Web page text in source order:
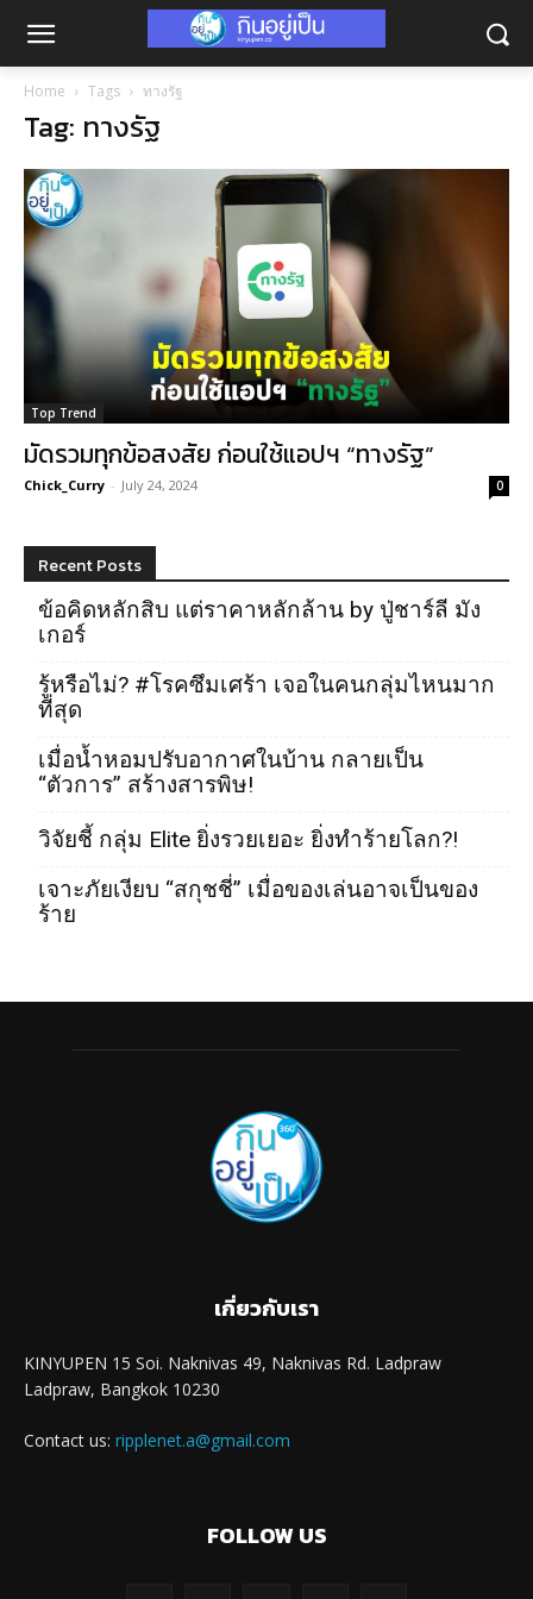
Home Tags ทางรัฐ
Tag: ทางรัฐ
Top Trend
มัดรวมทุกข้อสงสัย ก่อนใช้แอปฯ “ทางรัฐ”
Chick_Curry - July 24, 2024 0
Recent Posts
ข้อคิดหลักสิบ แต่ราคาหลักล้าน by ปู่ชาร์ลี มัง
เกอร์
รู้หรือไม่? #โรคซึมเศร้า เจอในคนกลุ่มไหนมาก
ที่สุด
เมื่อน้ำหอมปรับอากาศในบ้าน กลายเป็น
“ตัวการ” สร้างสารพิษ!
วิจัยชี้ กลุ่ม Elite ยิ่งรวยเยอะ ยิ่งทำร้ายโลก?!
เจาะภัยเงียบ “สกุชชี่” เมื่อของเล่นอาจเป็นของ
ร้าย
เกี่ยวกับเรา
KINYUPEN 15 Soi. Naknivas 49, Naknivas Rd. Ladpraw
Ladpraw, Bangkok 10230
Contact us: ripplenet.a@gmail.com
FOLLOW US